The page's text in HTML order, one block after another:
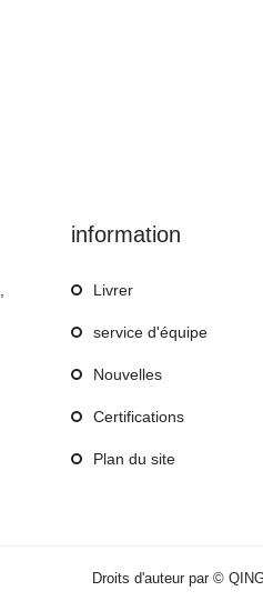
information
Livrer
service d'équipe
Nouvelles
Certifications
Plan du site
Droits d'auteur par ©